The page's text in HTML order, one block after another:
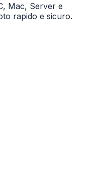
Mac, Server e
rapido e sicuro.